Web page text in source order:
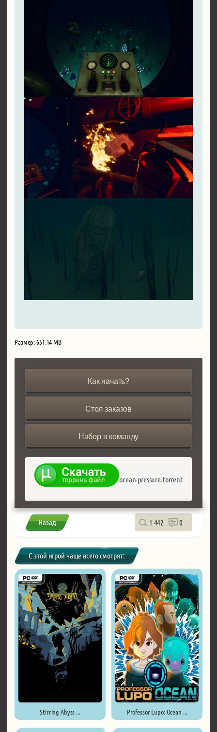
Размер: 651.14 MB
Как начать?
Стол заказов
Набор в команду
ocean-pressure.torrent
Назад 1 442 0
С этой игрой чаще всего смотрят:
Stirring Abyss ... Professor Lupo: Ocean ...